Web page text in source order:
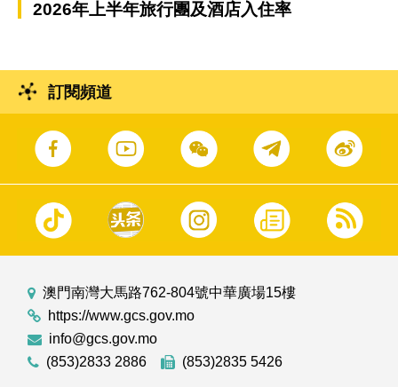
2026年上半年旅行團及酒店入住率
訂閱頻道
澳門南灣大馬路762-804號中華廣場15樓
https://www.gcs.gov.mo
info@gcs.gov.mo
(853)2833 2886
(853)2835 5426